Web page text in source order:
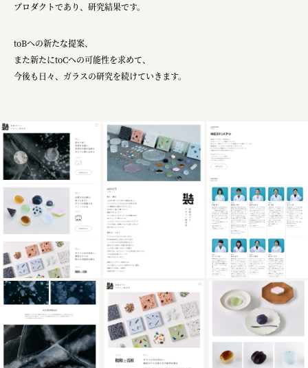
プロダクトであり、研究結果です。
toBへの新たな提案、
また新たにtoCへの可能性を求めて、
今後も日々、ガラスの研究を続けていきます。